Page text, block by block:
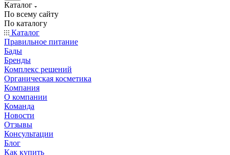
Каталог
По всему сайту
По каталогу
Каталог
Правильное питание
Бады
Бренды
Комплекс решений
Органическая косметика
Компания
О компании
Команда
Новости
Отзывы
Консультации
Блог
Как купить